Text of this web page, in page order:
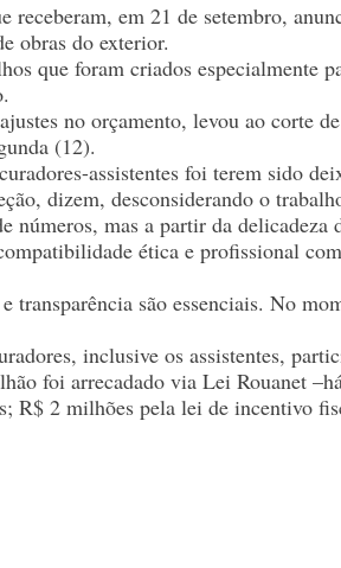
em 21 de setembro,
obras do exterior.
que foram criados especialmente
no orçamento, levou ao corte
(12).
assistentes foi terem sido
dizem, desconsiderando o
números, mas a partir da
ética e profissional
são essenciais. No
inclusive os assistentes,
foi arrecadado via Lei Rouanet
R$ 2 milhões pela lei de incentivo